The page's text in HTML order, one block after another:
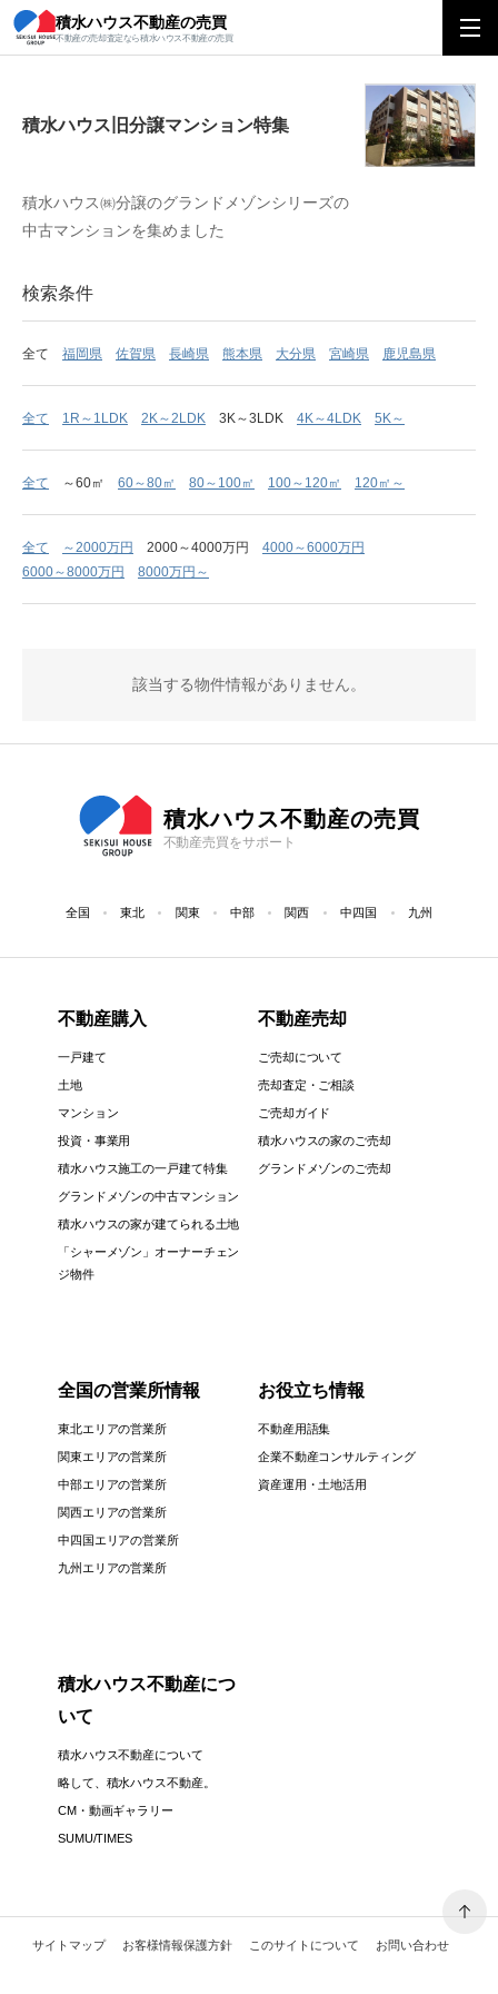
積水ハウス不動産の売買
不動産の売却査定なら積水ハウス不動産の売買
積水ハウス旧分譲マンション特集
積水ハウス旧分譲マンション特集
積水ハウス㈱分譲のグランドメゾンシリーズの
中古マンションを集めました
検索条件
全て 福岡県 佐賀県 長崎県 熊本県 大分県 宮崎県 鹿児島県
全て 1R～1LDK 2K～2LDK 3K～3LDK 4K～4LDK 5K～
全て ～60㎡ 60～80㎡ 80～100㎡ 100～120㎡ 120㎡～
全て ～2000万円 2000～4000万円
4000～6000万円
6000～8000万円
8000万円～
該当する物件情報がありません。
積水ハウス不動産の売買
不動産売買をサポート
全国 東北 関東 中部 関西 中四国 九州
不動産購入
一戸建て
土地
マンション
投資・事業用
積水ハウス施工の一戸建て特集
グランドメゾンの中古マンション
積水ハウスの家が建てられる土地
「シャーメゾン」オーナーチェン
ジ物件
不動産売却
ご売却について
売却査定・ご相談
ご売却ガイド
積水ハウスの家のご売却
グランドメゾンのご売却
全国の営業所情報
東北エリアの営業所
関東エリアの営業所
中部エリアの営業所
関西エリアの営業所
中四国エリアの営業所
九州エリアの営業所
お役立ち情報
不動産用語集
企業不動産コンサルティング
資産運用・土地活用
積水ハウス不動産につ
いて
積水ハウス不動産について
略して、積水ハウス不動産。
CM・動画ギャラリー
SUMU/TIMES
サイトマップ お客様情報保護方針 このサイトについて お問い合わせ